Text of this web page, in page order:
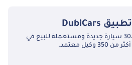
DubiCars
استكشف أكثر من 30،000 سيارة جديدة ومستعملة للبيع في
وكيل معتمد.